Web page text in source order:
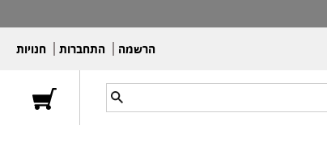
הרשמה התחברות חנויות